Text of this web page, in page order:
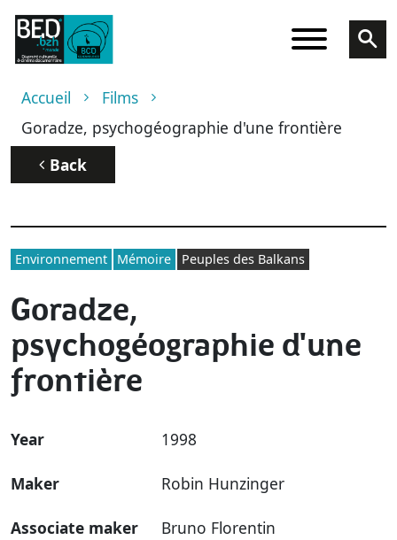
Skip to main content
Breadcrumb
Accueil
Films
Goradze, psychogéographie d'une frontière
Back
Environnement Mémoire Peuples des Balkans
Goradze,
psychogéographie d'une
frontière
Year 1998
Maker Robin Hunzinger
Associate maker Bruno Florentin